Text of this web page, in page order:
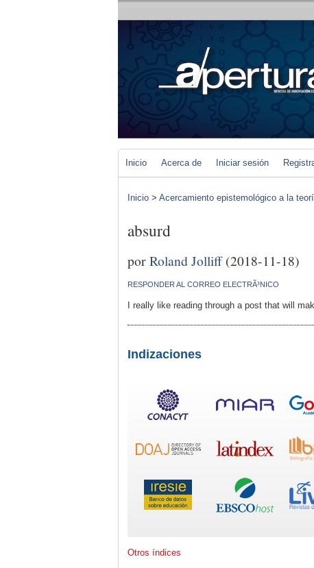
Inicio Acerca de Iniciar sesión
Inicio > Acercamiento epistemológico a la
absurd
porRoland Jolliff(2018-11-18)
RESPONDER AL CORREO ELECTRÃ³NICO
I really like reading through a post that will
Indizaciones
Otros índices